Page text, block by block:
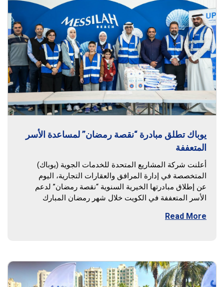
يوباك تطلق مبادرة “نقصة رمضان” لمساعدة الأسر
المتعففة
أعلنت شركة المشاريع المتحدة للخدمات الجوية (يوباك)
المتخصصة في إدارة المرافق والعقارات التجارية، اليوم
عن إطلاق مبادرتها الخيرية السنوية “نقصة رمضان” لدعم
الأسر المتعففة في الكويت خلال شهر رمضان المبارك
Read More